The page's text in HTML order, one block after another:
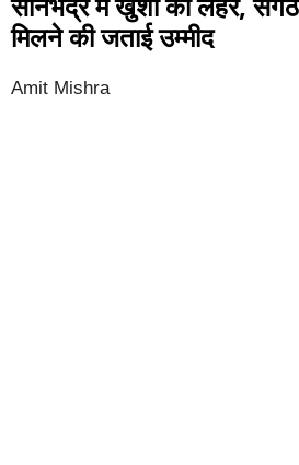
मिलने की जताई उम्मीद
Amit Mishra